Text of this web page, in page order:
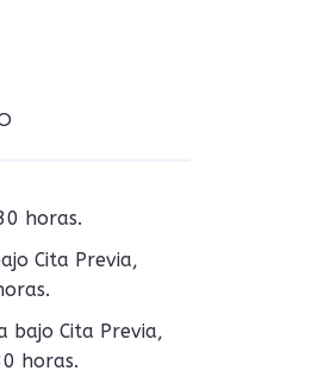
horas.
Cita Previa,
bajo Cita Previa,
horas.